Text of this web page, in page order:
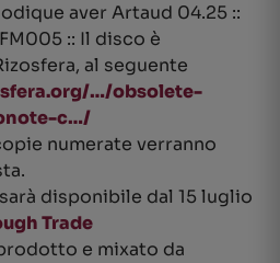
aver Artaud 04.25 ::
:: Il disco è
al seguente
…/obsolete-
c…/
numerate verranno
disponibile dal 15 luglio
Trade
e mixato da